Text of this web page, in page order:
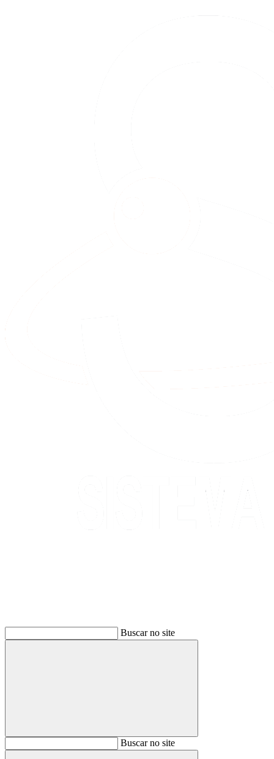
Buscar no site
BuscarBuscar no site